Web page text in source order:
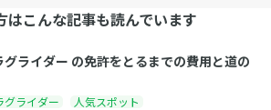
はこんな記事も読んでいます
グライダー の免許をとるまでの費用と道の
グライダー 人気スポット